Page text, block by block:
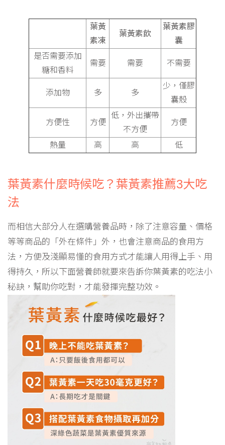
葉黃
素凍
葉黃素飲
葉黃素膠
囊
是否需要添加
糖和香料
需要 需要 不需要
添加物 多 多
少，僅膠
囊殼
方便性 方便
低，外出攜帶
不方便
方便
熱量 高 高 低
葉黃素什麼時候吃？葉黃素推薦3大吃
法
而相信大部分人在選購營養品時，除了注意容量、價格
等等商品的「外在條件」外，也會注意商品的食用方
法，方便及淺顯易懂的食用方式才能讓人用得上手、用
得持久，所以下面營養師就要來告訴你葉黃素的吃法小
秘訣，幫助你吃對，才能發揮完整功效。